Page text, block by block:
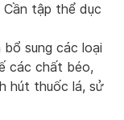
Cần tập thể dục
sung các loại
các chất béo,
hút thuốc lá, sử